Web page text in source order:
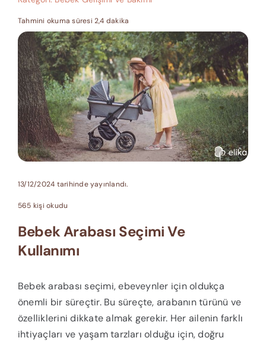
Tahmini okuma süresi 2,4 dakika
13/12/2024 tarihinde yayınlandı.
565 kişi okudu
Bebek Arabası Seçimi Ve
Kullanımı
Bebek arabası seçimi, ebeveynler için oldukça
önemli bir süreçtir. Bu süreçte, arabanın türünü ve
özelliklerini dikkate almak gerekir. Her ailenin farklı
ihtiyaçları ve yaşam tarzları olduğu için, doğru